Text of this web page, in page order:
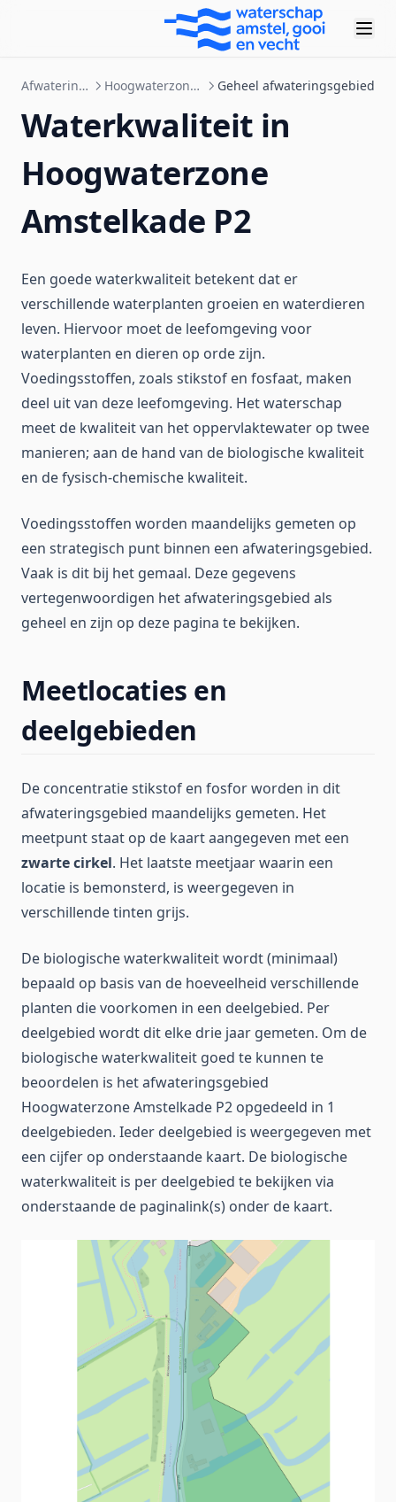
Afwateringsgebieden Hoogwaterzone Amstelkade P2 Geheel afwateringsgebied
Waterkwaliteit in
Hoogwaterzone
Amstelkade P2
Een goede waterkwaliteit betekent dat er
verschillende waterplanten groeien en waterdieren
leven. Hiervoor moet de leefomgeving voor
waterplanten en dieren op orde zijn.
Voedingsstoffen, zoals stikstof en fosfaat, maken
deel uit van deze leefomgeving. Het waterschap
meet de kwaliteit van het oppervlaktewater op twee
manieren; aan de hand van de biologische kwaliteit
en de fysisch-chemische kwaliteit.
Voedingsstoffen worden maandelijks gemeten op
een strategisch punt binnen een afwateringsgebied.
Vaak is dit bij het gemaal. Deze gegevens
vertegenwoordigen het afwateringsgebied als
geheel en zijn op deze pagina te bekijken.
Meetlocaties en
deelgebieden
De concentratie stikstof en fosfor worden in dit
afwateringsgebied maandelijks gemeten. Het
meetpunt staat op de kaart aangegeven met een
zwarte cirkel. Het laatste meetjaar waarin een
locatie is bemonsterd, is weergegeven in
verschillende tinten grijs.
De biologische waterkwaliteit wordt (minimaal)
bepaald op basis van de hoeveelheid verschillende
planten die voorkomen in een deelgebied. Per
deelgebied wordt dit elke drie jaar gemeten. Om de
biologische waterkwaliteit goed te kunnen te
beoordelen is het afwateringsgebied
Hoogwaterzone Amstelkade P2 opgedeeld in 1
deelgebieden. Ieder deelgebied is weergegeven met
een cijfer op onderstaande kaart. De biologische
waterkwaliteit is per deelgebied te bekijken via
onderstaande de paginalink(s) onder de kaart.